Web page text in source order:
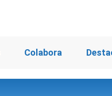
Colabora